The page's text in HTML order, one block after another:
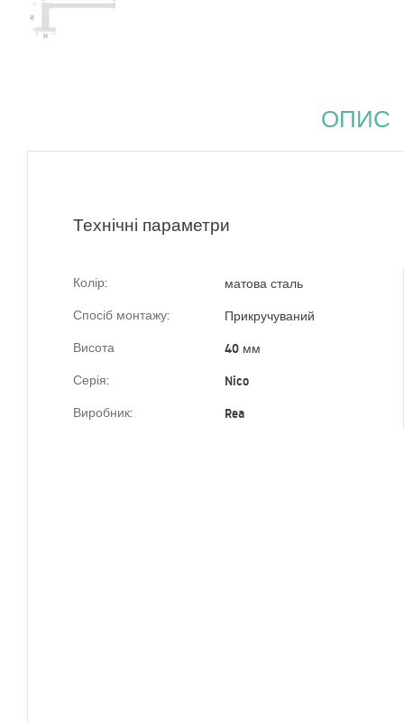
ОПИС
Технічні параметри
Колір: матова сталь
Спосіб монтажу: Прикручуваний
Висота 40 мм
Серія: Nico
Виробник: Rea